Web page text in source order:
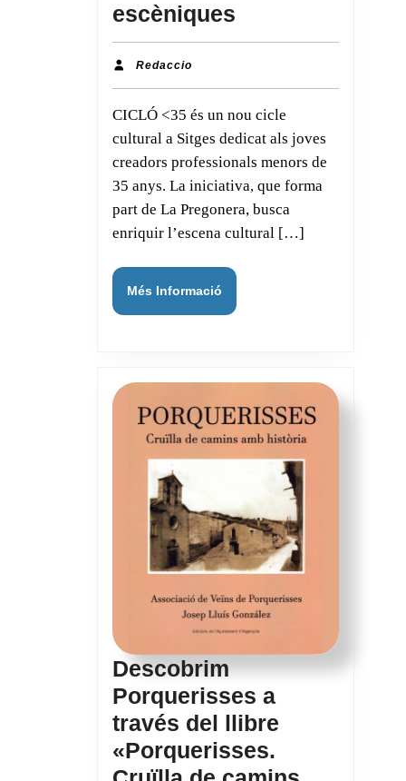
escèniques
estrena
<35,
un
nou
d’arts
escèniques
Redaccio
CICLÓ <35 és un nou cicle
cultural a Sitges dedicat als joves
creadors professionals menors de
35 anys. La iniciativa, que forma
part de La Pregonera, busca
enriquir l’escena cultural […]
Més Informació
Informació
Descobrim
Porquerisses a
través del llibre
«Porquerisses.